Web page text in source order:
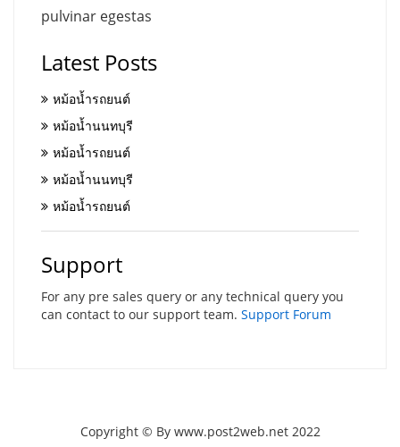
pulvinar egestas
Latest Posts
หม้อน้ำรถยนต์
หม้อน้ำนนทบุรี
หม้อน้ำรถยนต์
หม้อน้ำนนทบุรี
หม้อน้ำรถยนต์
Support
For any pre sales query or any technical query you
can contact to our support team. Support Forum
Copyright © By www.post2web.net 2022